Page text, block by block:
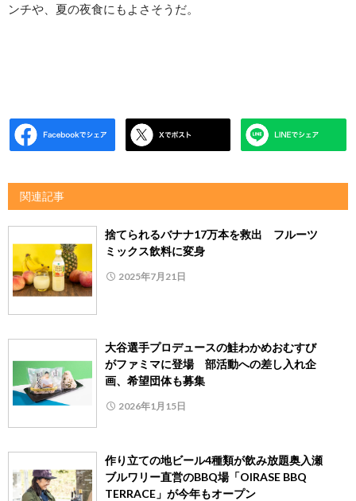
ンチや、夏の夜食にもよさそうだ。
関連記事
捨てられるバナナ17万本を救出 フルーツ
ミックス飲料に変身
2025年7月21日
大谷選手プロデュースの鮭わかめおむすび
がファミマに登場 部活動への差し入れ企
画、希望団体も募集
2026年1月15日
作り立ての地ビール4種類が飲み放題奥入瀬
ブルワリー直営のBBQ場「OIRASE BBQ
TERRACE」が今年もオープン